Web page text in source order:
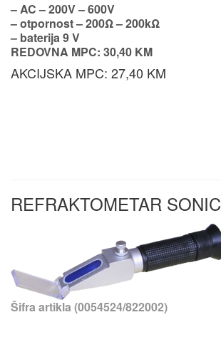
– AC – 200V – 600V
– otpornost – 200Ω – 200kΩ
– baterija 9 V
REDOVNA MPC: 30,40 KM
AKCIJSKA MPC: 27,40 KM
REFRAKTOMETAR SONIC
Šifra artikla (0054524/822002)